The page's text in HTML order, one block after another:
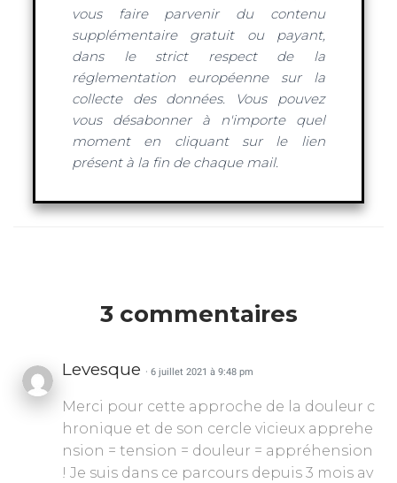
vous faire parvenir du contenu
supplémentaire gratuit ou payant,
dans le strict respect de la
réglementation européenne sur la
collecte des données. Vous pouvez
vous désabonner à n'importe quel
moment en cliquant sur le lien
présent à la fin de chaque mail.
3 commentaires
Levesque · 6 juillet 2021 à 9:48 pm
Merci pour cette approche de la douleur c
hronique et de son cercle vicieux apprehe
nsion = tension = douleur = appréhension
! Je suis dans ce parcours depuis 3 mois av